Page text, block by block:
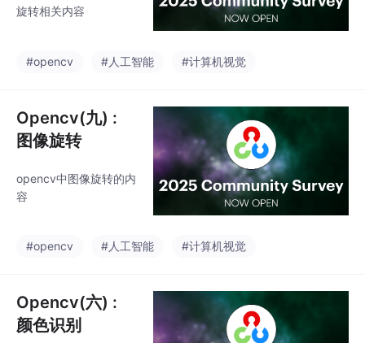
旋转相关内容
#opencv #人工智能 #计算机视觉
Opencv(九) :
图像旋转
opencv中图像旋转的内
容
#opencv #人工智能 #计算机视觉
Opencv(六) :
颜色识别